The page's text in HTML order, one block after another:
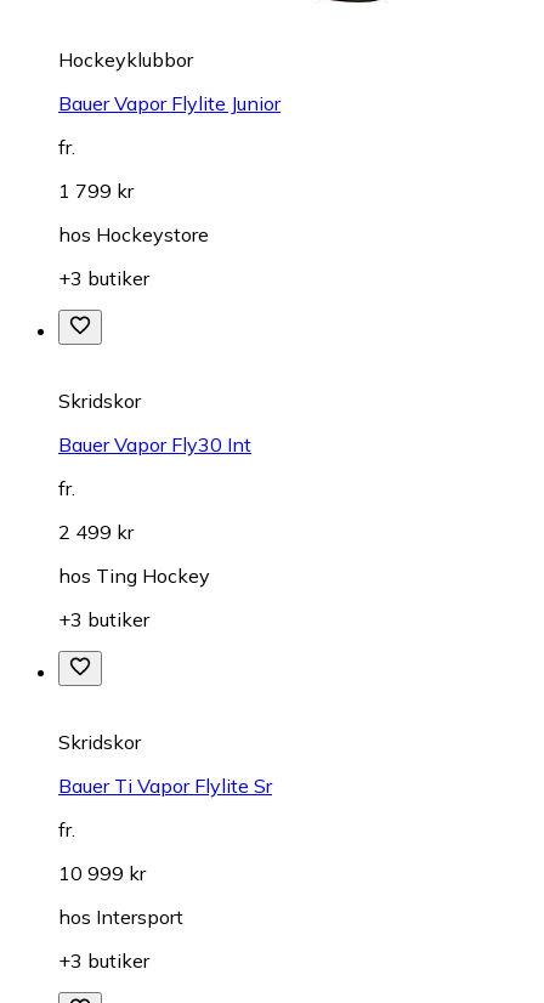
Hockeyklubbor
Bauer Vapor Flylite Junior
fr.
1 799 kr
hos Hockeystore
+3 butiker
Skridskor
Bauer Vapor Fly30 Int
fr.
2 499 kr
hos Ting Hockey
+3 butiker
Skridskor
Bauer Ti Vapor Flylite Sr
fr.
10 999 kr
hos Intersport
+3 butiker